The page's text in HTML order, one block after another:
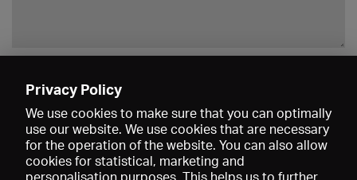
Privacy Policy
We use cookies to make sure that you can optimally
use our website. We use cookies that are necessary
for the operation of the website. You can also allow
cookies for statistical, marketing and
personalisation purposes. This helps us to further